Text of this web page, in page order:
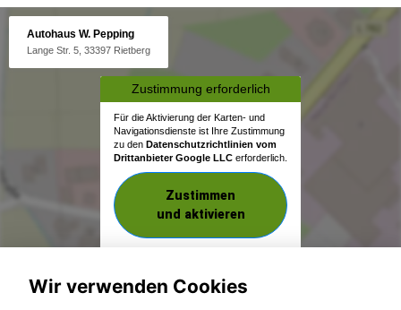
Autohaus W. Pepping
Lange Str. 5, 33397 Rietberg
Zustimmung erforderlich
Für die Aktivierung der Karten- und
Navigationsdienste ist Ihre Zustimmung
zu den Datenschutzrichtlinien vom
Drittanbieter Google LLC erforderlich.
Zustimmen
und aktivieren
Wir verwenden Cookies